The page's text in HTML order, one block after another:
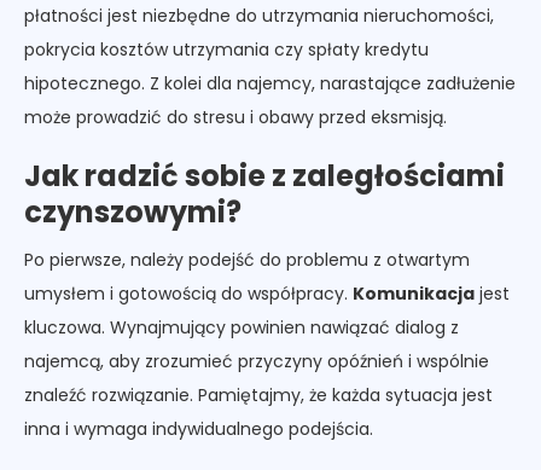
płatności jest niezbędne do utrzymania nieruchomości,
pokrycia kosztów utrzymania czy spłaty kredytu
hipotecznego. Z kolei dla najemcy, narastające zadłużenie
może prowadzić do stresu i obawy przed eksmisją.
Jak radzić sobie z zaległościami
czynszowymi?
Po pierwsze, należy podejść do problemu z otwartym
umysłem i gotowością do współpracy. Komunikacja jest
kluczowa. Wynajmujący powinien nawiązać dialog z
najemcą, aby zrozumieć przyczyny opóźnień i wspólnie
znaleźć rozwiązanie. Pamiętajmy, że każda sytuacja jest
inna i wymaga indywidualnego podejścia.